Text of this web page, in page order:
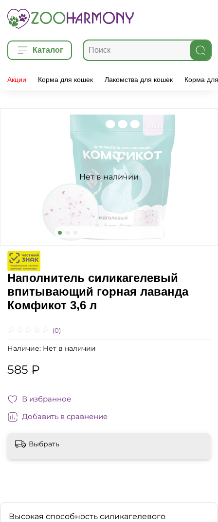
Каталог
Акции Корма для кошек Лакомства для кошек Корма
Нет в наличии
(0)
Наличие: Нет в наличии
Наполнитель силикагелевый
впитывающий горная лаванда
Комфикот 3,6 л
585 ₽
В избранное
Добавить в сравнение
Выбрать
Высокая способность силикагелевого